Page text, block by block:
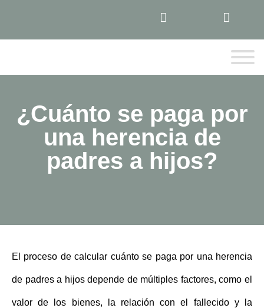
¿Cuánto se paga por
una herencia de
padres a hijos?
El proceso de calcular cuánto se paga por una herencia
de padres a hijosdepende de múltiples factores, como el
valor de los bienes, la relación con el fallecido y la